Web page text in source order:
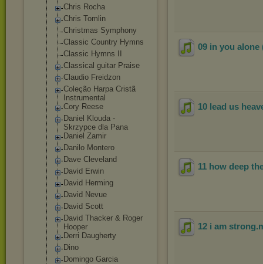
Chris Rocha
Chris Tomlin
Christmas Symphony
Classic Country Hymns
Classic Hymns II
Classical guitar Praise
Claudio Freidzon
Coleção Harpa Cristã
Instrumental
Cory Reese
Daniel Klouda -
Skrzypce dla Pana
Daniel Zamir
Danilo Montero
Dave Cleveland
David Erwin
David Herming
David Nevue
David Scott
David Thacker & Roger
Hooper
Derri Daugherty
Dino
Domingo Garcia
09 in you alone
10 lead us
11 how deep
12 i am strong